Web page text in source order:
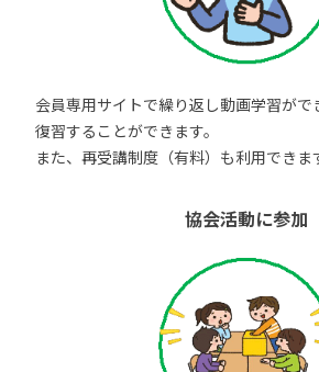
会員専用サイトで繰り返し動画学習がで
復習することができます。
また、再受講制度（有料）も利用できま
協会活動に参加